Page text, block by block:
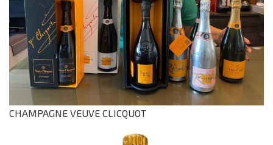
CHAMPAGNE VEUVE CLICQUOT